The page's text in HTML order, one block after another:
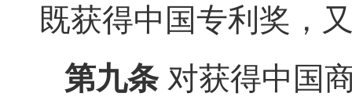
既获得中国专利奖，
第九条对获得中国